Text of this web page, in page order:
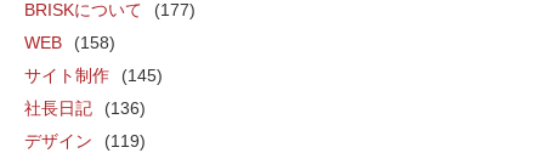
BRISKについて
(177)
WEB
(158)
サイト制作
(145)
社長日記
(136)
デザイン
(119)